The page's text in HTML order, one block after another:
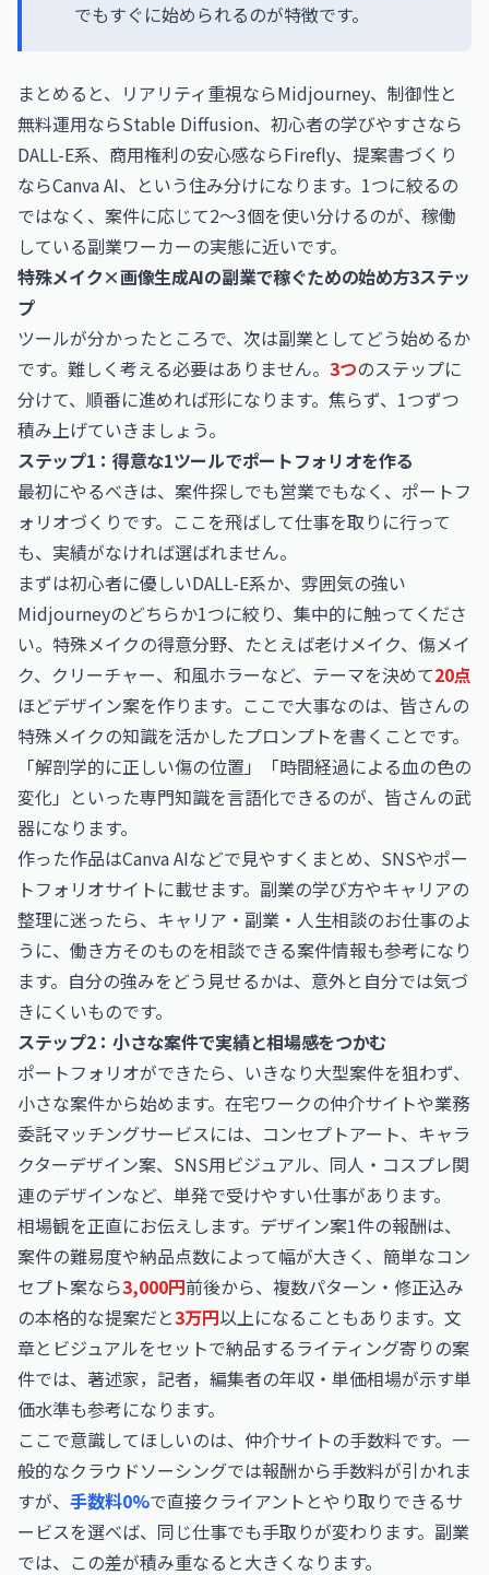
でもすぐに始められるのが特徴です。
まとめると、リアリティ重視ならMidjourney、制御性と
無料運用ならStable Diffusion、初心者の学びやすさなら
DALL-E系、商用権利の安心感ならFirefly、提案書づくり
ならCanva AI、という住み分けになります。1つに絞るの
ではなく、案件に応じて2〜3個を使い分けるのが、稼働
している副業ワーカーの実態に近いです。
特殊メイク×画像生成AIの副業で稼ぐための始め方3ステッ
プ
ツールが分かったところで、次は副業としてどう始めるか
です。難しく考える必要はありません。 3つのステップに
分けて、順番に進めれば形になります。焦らず、1つずつ
積み上げていきましょう。
ステップ1：得意な1ツールでポートフォリオを作る
最初にやるべきは、案件探しでも営業でもなく、ポートフ
ォリオづくりです。ここを飛ばして仕事を取りに行って
も、実績がなければ選ばれません。
まずは初心者に優しいDALL-E系か、雰囲気の強い
Midjourneyのどちらか1つに絞り、集中的に触ってくださ
い。特殊メイクの得意分野、たとえば老けメイク、傷メイ
ク、クリーチャー、和風ホラーなど、テーマを決めて20点
ほどデザイン案を作ります。ここで大事なのは、皆さんの
特殊メイクの知識を活かしたプロンプトを書くことです。
「解剖学的に正しい傷の位置」「時間経過による血の色の
変化」といった専門知識を言語化できるのが、皆さんの武
器になります。
作った作品はCanva AIなどで見やすくまとめ、SNSやポー
トフォリオサイトに載せます。副業の学び方やキャリアの
整理に迷ったら、 キャリア・副業・人生相談のお仕事のよ
うに、働き方そのものを相談できる案件情報も参考になり
ます。自分の強みをどう見せるかは、意外と自分では気づ
きにくいものです。
ステップ2：小さな案件で実績と相場感をつかむ
ポートフォリオができたら、いきなり大型案件を狙わず、
小さな案件から始めます。在宅ワークの仲介サイトや業務
委託マッチングサービスには、コンセプトアート、キャラ
クターデザイン案、SNS用ビジュアル、同人・コスプレ関
連のデザインなど、単発で受けやすい仕事があります。
相場観を正直にお伝えします。デザイン案1件の報酬は、
案件の難易度や納品点数によって幅が大きく、簡単なコン
セプト案なら3,000円前後から、複数パターン・修正込み
の本格的な提案だと3万円以上になることもあります。文
章とビジュアルをセットで納品するライティング寄りの案
件では、 著述家，記者，編集者の年収・単価相場が示す単
価水準も参考になります。
ここで意識してほしいのは、仲介サイトの手数料です。一
般的なクラウドソーシングでは報酬から手数料が引かれま
すが、 手数料0%で直接クライアントとやり取りできるサ
ービスを選べば、同じ仕事でも手取りが変わります。副業
では、この差が積み重なると大きくなります。